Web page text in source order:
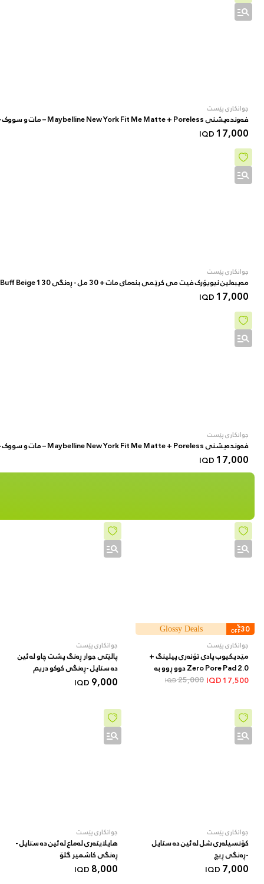
جوانکاری پێست
فەوندەیشنی Maybelline New York Fit Me Matte + Poreless – مات و سووک – بۆ پێستی ئاسایی بۆ چەور – 30 مل – ڕەنگی 105 05 Natural Ivory
17,000
IQD
جوانکاری پێست
مەیبەلین نیویۆرک فیت می کرێمی بنەمای مات + 30 مل - ڕەنگی 130 Buff Beige
17,000
IQD
جوانکاری پێست
فەوندەیشنی Maybelline New York Fit Me Matte + Poreless – مات و سووک – بۆ پێستی ئاسایی بۆ چەور – 30 مل – ڕەنگی 220 Natural Beige
17,000
IQD
30
%
OFF
Glossy Deals
جوانکاری پێست
مێدیکیوب پادی تۆنەری پیلینگ +
Zero Pore Pad 2.0 دوو ڕوو بە
AHA/BHA + 70 دانە
17,500
25,000
IQD
جوانکاری پێست
پالێتی جوار ڕەنگ پشت چاو لە ئین
دە ستایل -ڕەنگی کوکو دریم
9,000
IQD
جوانکاری پێست
کۆنسیلەری شل لە ئین دە ستایل
-ڕەنگی ڕیچ
7,000
IQD
جوانکاری پێست
هایلایتەری لەماع لە ئین دە ستایل -
ڕەنگی کاشمیر گلۆ
8,000
IQD